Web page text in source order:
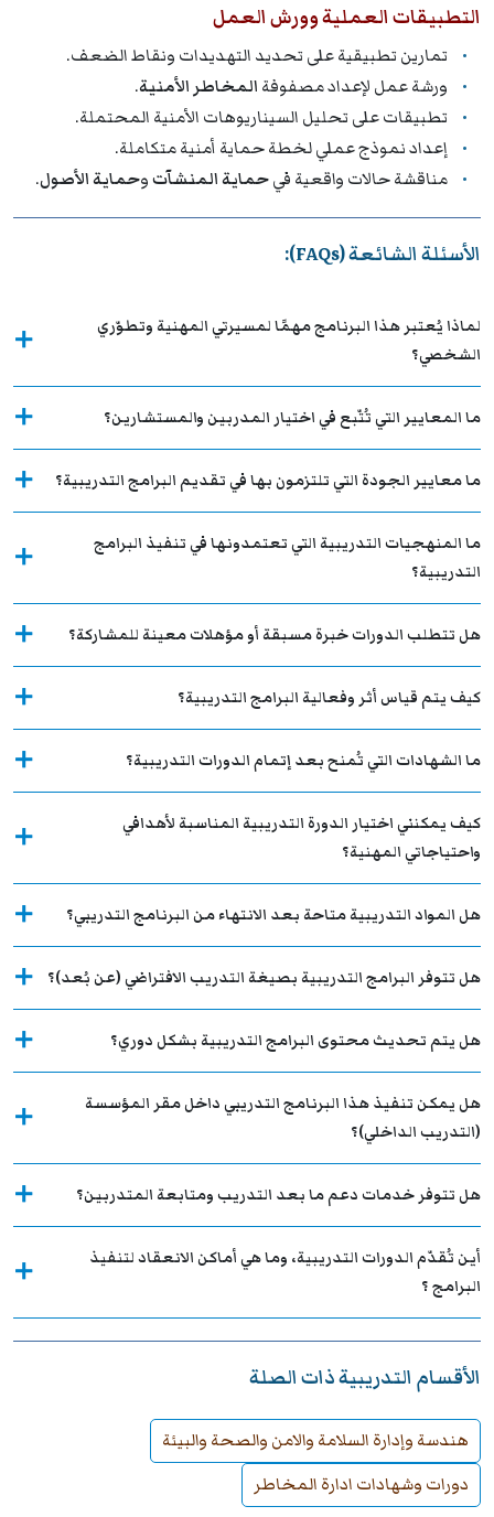
التطبيقات العملية وورش العمل
تمارين تطبيقية على تحديد التهديدات ونقاط الضعف.
ورشة عمل لإعداد مصفوفة المخاطر الأمنية.
تطبيقات على تحليل السيناريوهات الأمنية المحتملة.
إعداد نموذج عملي لخطة حماية أمنية متكاملة.
مناقشة حالات واقعية فيحماية المنشآتوحماية الأصول.
الأسئلة الشائعة (FAQs):
لماذا يُعتبر هذا البرنامج مهمًا لمسيرتي المهنية وتطوّري
الشخصي؟
ما المعايير التي تُتّبع في اختيار المدربين والمستشارين؟
ما معايير الجودة التي تلتزمون بها في تقديم البرامج التدريبية؟
ما المنهجيات التدريبية التي تعتمدونها في تنفيذ البرامج
التدريبية؟
هل تتطلب الدورات خبرة مسبقة أو مؤهلات معينة للمشاركة؟
كيف يتم قياس أثر وفعالية البرامج التدريبية؟
ما الشهادات التي تُمنح بعد إتمام الدورات التدريبية؟
كيف يمكنني اختيار الدورة التدريبية المناسبة لأهدافي
واحتياجاتي المهنية؟
هل المواد التدريبية متاحة بعد الانتهاء من البرنامج التدريبي؟
هل تتوفر البرامج التدريبية بصيغة التدريب الافتراضي (عن بُعد)؟
هل يتم تحديث محتوى البرامج التدريبية بشكل دوري؟
هل يمكن تنفيذ هذا البرنامج التدريبي داخل مقر المؤسسة
(التدريب الداخلي)؟
هل تتوفر خدمات دعم ما بعد التدريب ومتابعة المتدربين؟
أين تُقدّم الدورات التدريبية، وما هي أماكن الانعقاد لتنفيذ
البرامج ؟
الأقسام التدريبية ذات الصلة
هندسة وإدارة السلامة والامن والصحة والبيئة
دورات وشهادات ادارة المخاطر